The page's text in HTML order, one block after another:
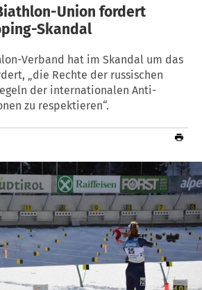
Union fordert
Skandal
Verband hat im Skandal um das
„die Rechte der russischen
der internationalen Anti-
zu respektieren“.